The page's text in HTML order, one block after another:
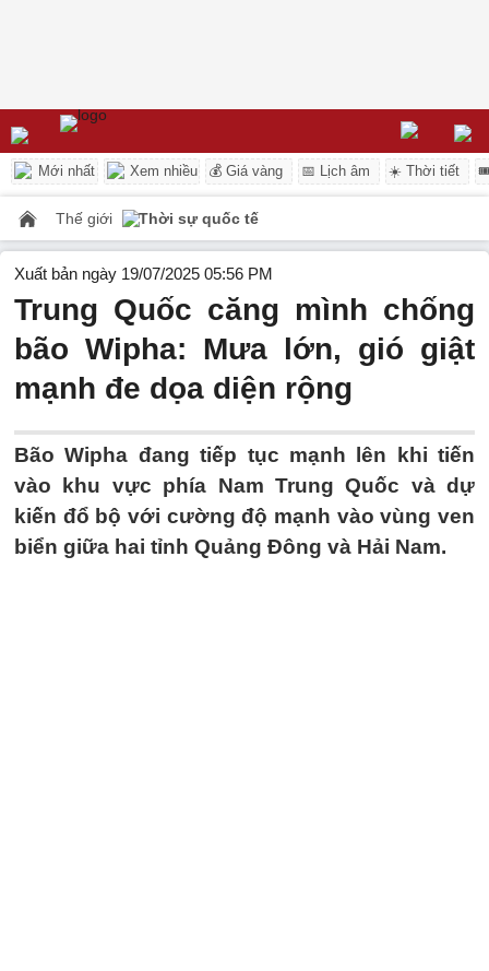
Mới nhất Xem nhiều 💰 Giá vàng 📅 Lịch âm ☀️ Thời tiết
Thế giới Thời sự quốc tế
Xuất bản ngày 19/07/2025 05:56 PM
Trung Quốc căng mình chống
bão Wipha: Mưa lớn, gió giật
mạnh đe dọa diện rộng
Bão Wipha đang tiếp tục mạnh lên khi tiến
vào khu vực phía Nam Trung Quốc và dự
kiến đổ bộ với cường độ mạnh vào vùng ven
biển giữa hai tỉnh Quảng Đông và Hải Nam.